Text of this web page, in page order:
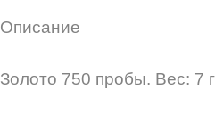
Описание
Золото 750 пробы. Вес: 7